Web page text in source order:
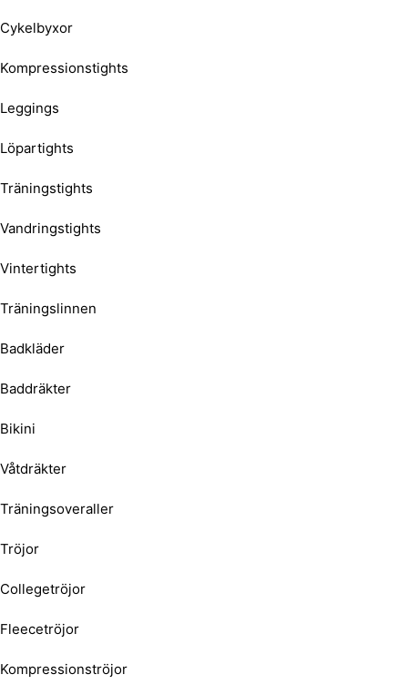
Cykelbyxor
Kompressionstights
Leggings
Löpartights
Träningstights
Vandringstights
Vintertights
Träningslinnen
Badkläder
Baddräkter
Bikini
Våtdräkter
Träningsoveraller
Tröjor
Collegetröjor
Fleecetröjor
Kompressionströjor